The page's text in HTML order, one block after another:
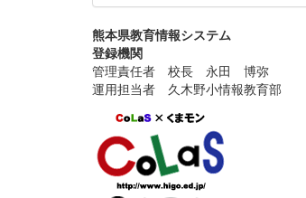
熊本県教育情報システム
登録機関
管理責任者 校長 永田 博弥
運用担当者 久木野小情報教育部